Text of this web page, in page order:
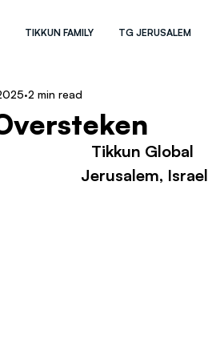
TIKKUN FAMILY TG JERUSALEM
2 min read
Tikkun Global
Jerusalem, Israel